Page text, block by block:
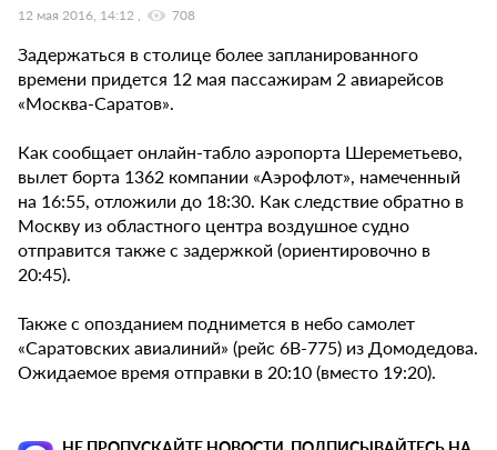
12 мая 2016, 14:12 708
Задержаться в столице более запланированного
времени придется 12 мая пассажирам 2 авиарейсов
«Москва-Саратов».
Как сообщает онлайн-табло аэропорта Шереметьево,
вылет борта 1362 компании «Аэрофлот», намеченный
на 16:55, отложили до 18:30. Как следствие обратно в
Москву из областного центра воздушное судно
отправится также с задержкой (ориентировочно в
20:45).
Также с опозданием поднимется в небо самолет
«Саратовских авиалиний» (рейс 6В-775) из Домодедова.
Ожидаемое время отправки в 20:10 (вместо 19:20).